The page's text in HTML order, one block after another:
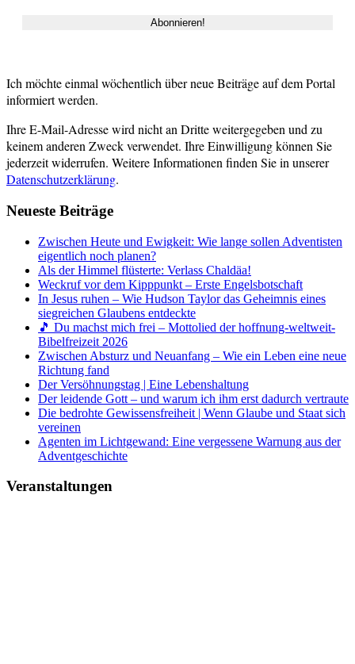
Ich möchte einmal wöchentlich über neue Beiträge auf dem Portal
informiert werden.
Ihre E-Mail-Adresse wird nicht an Dritte weitergegeben und zu
keinem anderen Zweck verwendet. Ihre Einwilligung können Sie
jederzeit widerrufen. Weitere Informationen finden Sie in unserer
Datenschutzerklärung.
Neueste Beiträge
Zwischen Heute und Ewigkeit: Wie lange sollen Adventisten
eigentlich noch planen?
Als der Himmel flüsterte: Verlass Chaldäa!
Weckruf vor dem Kipppunkt – Erste Engelsbotschaft
In Jesus ruhen – Wie Hudson Taylor das Geheimnis eines
siegreichen Glaubens entdeckte
🎵 Du machst mich frei – Mottolied der hoffnung-weltweit-
Bibelfreizeit 2026
Zwischen Absturz und Neuanfang – Wie ein Leben eine neue
Richtung fand
Der Versöhnungstag | Eine Lebenshaltung
Der leidende Gott – und warum ich ihm erst dadurch vertraute
Die bedrohte Gewissensfreiheit | Wenn Glaube und Staat sich
vereinen
Agenten im Lichtgewand: Eine vergessene Warnung aus der
Adventgeschichte
Veranstaltungen